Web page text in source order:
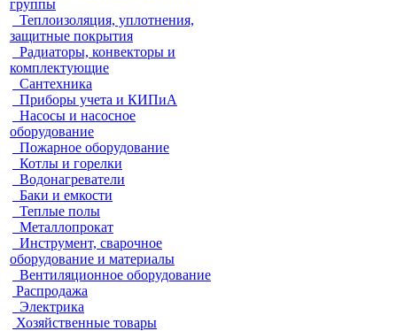
группы
Теплоизоляция, уплотнения,
защитные покрытия
Радиаторы, конвекторы и
комплектующие
Сантехника
Приборы учета и КИПиА
Насосы и насосное
оборудование
Пожарное оборудование
Котлы и горелки
Водонагреватели
Баки и емкости
Теплые полы
Металлопрокат
Инструмент, сварочное
оборудование и материалы
Вентиляционное оборудование
Распродажа
Электрика
Хозяйственные товары